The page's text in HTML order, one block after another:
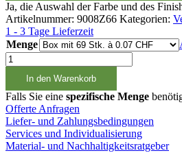
Ja, die Auswahl der Farbe und des
Artikelnummer: 9008Z66 Kategorien:
1 - 3 Tage Lieferzeit
Menge
Schraubverschluss
schwarz
PCO1810
Menge
In den Warenkorb
Falls Sie eine spezifische Menge
Offerte Anfragen
Liefer- und Zahlungsbedingungen
Services und Individualisierung
Material- und Nachhaltigkeitsratgeber